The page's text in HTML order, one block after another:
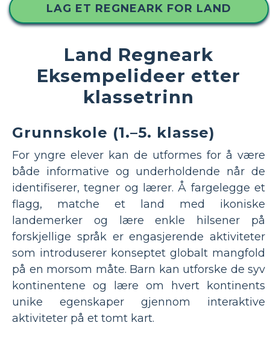
LAG ET REGNEARK FOR LAND
Land Regneark
Eksempelideer etter
klassetrinn
Grunnskole (1.–5. klasse)
For yngre elever kan de utformes for å være
både informative og underholdende når de
identifiserer, tegner og lærer. Å fargelegge et
flagg, matche et land med ikoniske
landemerker og lære enkle hilsener på
forskjellige språk er engasjerende aktiviteter
som introduserer konseptet globalt mangfold
på en morsom måte. Barn kan utforske de syv
kontinentene og lære om hvert kontinents
unike egenskaper gjennom interaktive
aktiviteter på et tomt kart.